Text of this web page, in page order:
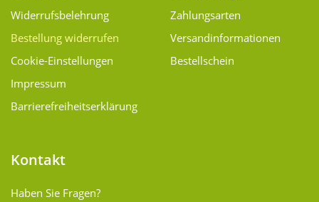
Widerrufsbelehrung
Bestellung widerrufen
Cookie-Einstellungen
Impressum
Barrierefreiheitserklärung
Zahlungsarten
Versand­informationen
Bestellschein
Kontakt
Haben Sie Fragen?